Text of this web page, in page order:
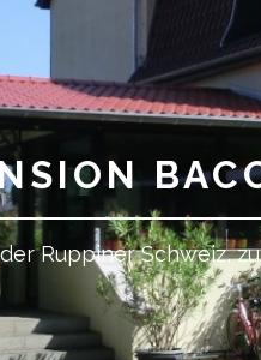
Ruppiner Schweiz,